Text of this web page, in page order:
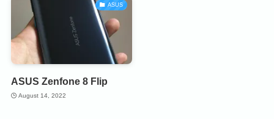
ASUS
ASUS Zenfone 8 Flip
August 14, 2022